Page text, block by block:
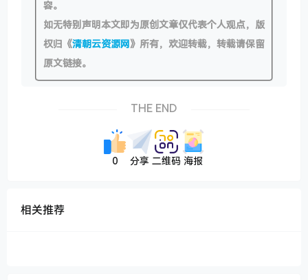
容。
如无特别声明本文即为原创文章仅代表个人观点，版
权归《清朝云资源网》所有，欢迎转载，转载请保留
原文链接。
THE END
0 分享 二维码 海报
相关推荐